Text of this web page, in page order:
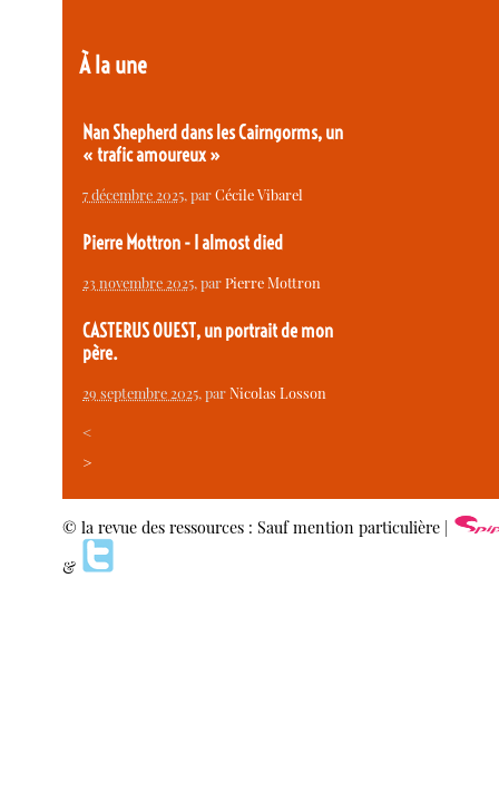
À la une
Nan Shepherd dans les Cairngorms, un
« trafic amoureux »
7 décembre 2025, parCécile Vibarel
Pierre Mottron - I almost died
23 novembre 2025, parPierre Mottron
CASTERUS OUEST, un portrait de mon
père.
29 septembre 2025, parNicolas Losson
<
>
© la revue des ressources : Sauf mention particulière |
&